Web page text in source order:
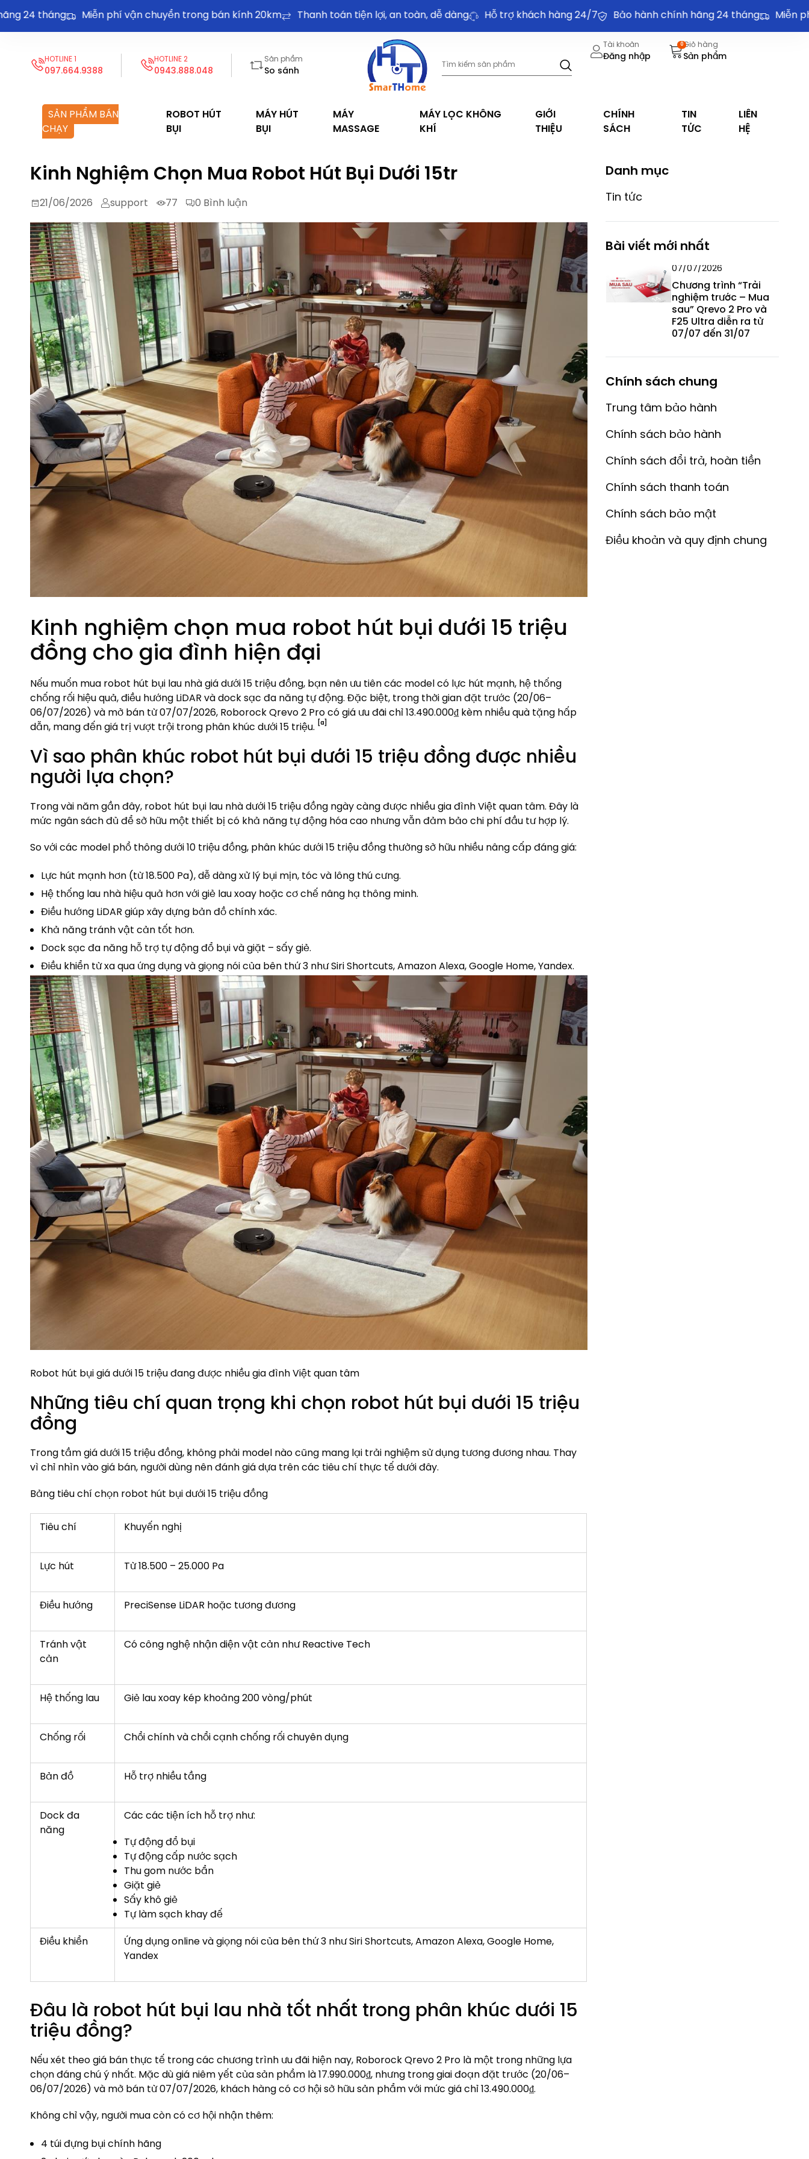
tháng Miễn phí vận chuyển trong bán kính 20km Thanh toán tiện lợi, an toàn, dễ dàng Hỗ trợ khách hàng 24/7 Bảo hành chính hãng 24 tháng Miễn phí vận
HOTLINE 1
097.664.9388
HOTLINE 2
0943.888.048
Sản phẩm
So sánh
Tài khoản
Đăng nhập
0Giỏ hàng
Sản phẩm
SẢN PHẨM BÁN
CHẠY
ROBOT HÚT
BỤI
MÁY HÚT
BỤI
MÁY
MASSAGE
MÁY LỌC KHÔNG
KHÍ
GIỚI
THIỆU
CHÍNH
SÁCH
TIN
TỨC
LIÊN
HỆ
Kinh Nghiệm Chọn Mua Robot Hút Bụi Dưới 15tr
21/06/2026 support 77 0 Bình luận
Kinh nghiệm chọn mua robot hút bụi dưới 15 triệu
đồng cho gia đình hiện đại
Nếu muốn mua robot hút bụi lau nhà giá dưới 15 triệu đồng, bạn nên ưu tiên các model có lực hút mạnh, hệ thống
chống rối hiệu quả, điều hướng LiDAR và dock sạc đa năng tự động. Đặc biệt, trong thời gian đặt trước (20/06–
06/07/2026) và mở bán từ 07/07/2026, Roborock Qrevo 2 Pro có giá ưu đãi chỉ 13.490.000₫ kèm nhiều quà tặng hấp
dẫn, mang đến giá trị vượt trội trong phân khúc dưới 15 triệu.
[a]
Vì sao phân khúc robot hút bụi dưới 15 triệu đồng được nhiều
người lựa chọn?
Trong vài năm gần đây, robot hút bụi lau nhà dưới 15 triệu đồng ngày càng được nhiều gia đình Việt quan tâm. Đây là
mức ngân sách đủ để sở hữu một thiết bị có khả năng tự động hóa cao nhưng vẫn đảm bảo chi phí đầu tư hợp lý.
So với các model phổ thông dưới 10 triệu đồng, phân khúc dưới 15 triệu đồng thường sở hữu nhiều nâng cấp đáng giá:
Lực hút mạnh hơn (từ 18.500 Pa), dễ dàng xử lý bụi mịn, tóc và lông thú cưng.
Hệ thống lau nhà hiệu quả hơn với giẻ lau xoay hoặc cơ chế nâng hạ thông minh.
Điều hướng LiDAR giúp xây dựng bản đồ chính xác.
Khả năng tránh vật cản tốt hơn.
Dock sạc đa năng hỗ trợ tự động đổ bụi và giặt – sấy giẻ.
Điều khiển từ xa qua ứng dụng và giọng nói của bên thứ 3 như Siri Shortcuts, Amazon Alexa, Google Home, Yandex.
Robot hút bụi giá dưới 15 triệu đang được nhiều gia đình Việt quan tâm
Những tiêu chí quan trọng khi chọn robot hút bụi dưới 15 triệu
đồng
Trong tầm giá dưới 15 triệu đồng, không phải model nào cũng mang lại trải nghiệm sử dụng tương đương nhau. Thay
vì chỉ nhìn vào giá bán, người dùng nên đánh giá dựa trên các tiêu chí thực tế dưới đây.
Bảng tiêu chí chọn robot hút bụi dưới 15 triệu đồng
Tiêu chí Khuyến nghị
Lực hút Từ 18.500 – 25.000 Pa
Điều hướng PreciSense LiDAR hoặc tương đương
Tránh vật
cản
Có công nghệ nhận diện vật cản như Reactive Tech
Hệ thống lau Giẻ lau xoay kép khoảng 200 vòng/phút
Chống rối Chổi chính và chổi cạnh chống rối chuyên dụng
Bản đồ Hỗ trợ nhiều tầng
Dock đa
năng
Các các tiện ích hỗ trợ như:
Tự động đổ bụi
Tự động cấp nước sạch
Thu gom nước bẩn
Giặt giẻ
Sấy khô giẻ
Tự làm sạch khay đế
Điều khiển
Ứng dụng online và giọng nói của bên thứ 3 như Siri Shortcuts, Amazon Alexa, Google Home,
Yandex
Đâu là robot hút bụi lau nhà tốt nhất trong phân khúc dưới 15
triệu đồng?
Nếu xét theo giá bán thực tế trong các chương trình ưu đãi hiện nay, Roborock Qrevo 2 Pro là một trong những lựa
chọn đáng chú ý nhất. Mặc dù giá niêm yết của sản phẩm là 17.990.000₫, nhưng trong giai đoạn đặt trước (20/06–
06/07/2026) và mở bán từ 07/07/2026, khách hàng có cơ hội sở hữu sản phẩm với mức giá chỉ 13.490.000₫.
Không chỉ vậy, người mua còn có cơ hội nhận thêm:
4 túi đựng bụi chính hãng
Danh mục
Tin tức
Bài viết mới nhất
07/07/2026
Chương trình “Trải
nghiệm trước – Mua
sau” Qrevo 2 Pro và
F25 Ultra diễn ra từ
07/07 đến 31/07
Chính sách chung
Trung tâm bảo hành
Chính sách bảo hành
Chính sách đổi trả, hoàn tiền
Chính sách thanh toán
Chính sách bảo mật
Điều khoản và quy định chung